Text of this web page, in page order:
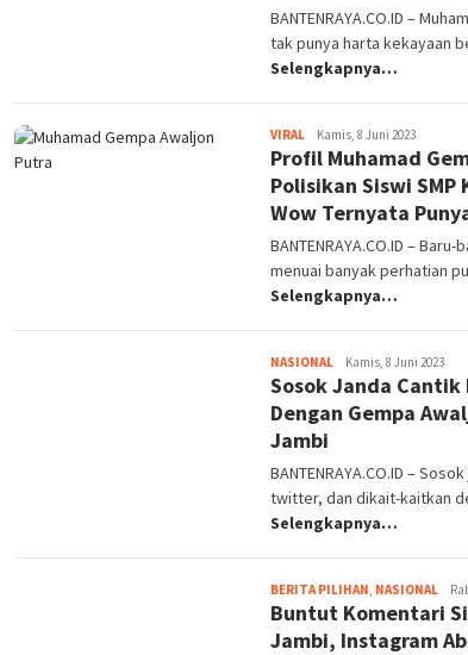
BANTENRAYA.CO.ID –
tak punya harta kekayaan
Selengkapnya…
VIRAL Lusiatun
Nufus
Kamis, 8 Juni 2023
Profil Muhamad
Polisikan Siswi
Wow Ternyata
BANTENRAYA.CO.ID –
menuai banyak perhatian
Selengkapnya…
NASIONAL Darjat
Nuryadin
Kamis, 8 Juni 2023
Sosok Janda
Dengan Gempa
Jambi
BANTENRAYA.CO.ID –
twitter, dan dikait-kaitkan
Selengkapnya…
BERITA PILIHAN NASIONAL Nita
Buntut Komentari
Jambi, Instagram